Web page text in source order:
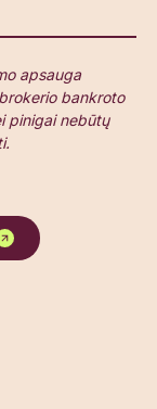
apsauga
bankroto
pinigai nebūtų